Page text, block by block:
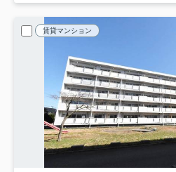
賃貸マンション